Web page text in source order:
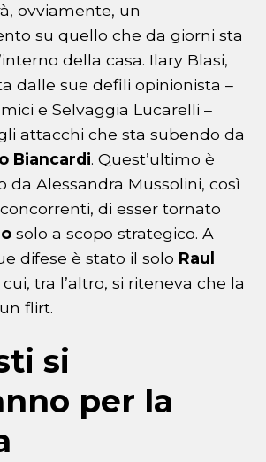
ovviamente, un
su quello che da giorni sta
della casa. Ilary Blasi,
dalle sue defili opinionista –
e Selvaggia Lucarelli –
attacchi che sta subendo da
Biancardi. Quest’ultimo è
da Alessandra Mussolini, così
di esser tornato
solo a scopo strategico. A
difese è stato il solo Raul
tra l’altro, si riteneva che la
flirt.
si
per la